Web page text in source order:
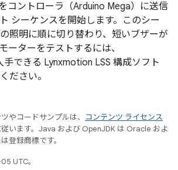
コントローラ（Arduino Mega）に送信
シーケンスを開始します。このシー
照明に順に切り替わり、短いブザーが
ーターをテストするには、
手できる Lynxmotion LSS 構成ソフト
ださい。
やコードサンプルは、
コンテンツ ライセンス
います。Java および OpenJDK は Oracle およ
登録商標です。
UTC。